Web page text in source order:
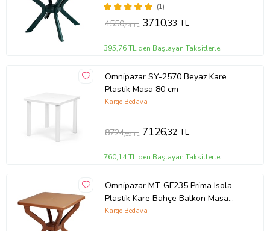
(1)
4550,44 TL 3710,33 TL
395,76 TL'den Başlayan Taksitlerle
Omnipazar SY-2570 Beyaz Kare
Plastik Masa 80 cm
Kargo Bedava
8724,59 TL 7126,32 TL
760,14 TL'den Başlayan Taksitlerle
Omnipazar MT-GF235 Prima Isola
Plastik Kare Bahçe Balkon Masa
70x70 cm
Kargo Bedava